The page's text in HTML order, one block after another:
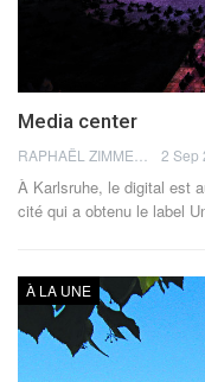
Media center
2 Sep
À Karlsruhe, le digital est
cité qui a obtenu le label
À LA UNE